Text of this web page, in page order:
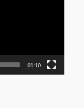
01:10